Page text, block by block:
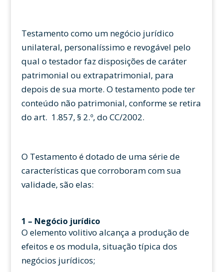
Testamento como um negócio jurídico
unilateral, personalíssimo e revogável pelo
qual o testador faz disposições de caráter
patrimonial ou extrapatrimonial, para
depois de sua morte. O testamento pode ter
conteúdo não patrimonial, conforme se retira
do art. 1.857, § 2.º, do CC/2002.
O Testamento é dotado de uma série de
características que corroboram com sua
validade, são elas:
1 – Negócio jurídico
O elemento volitivo alcança a produção de
efeitos e os modula, situação típica dos
negócios jurídicos;